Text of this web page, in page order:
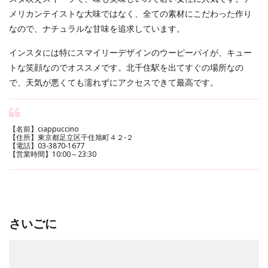
メリカンテイストな大味ではなく、全ての素材にこだわった作り
なので、ナチュラルな甘味を追求しています。
インスタには特にスマイリーデザインのウーピーパイが、キュー
トな笑顔なのでオススメです。北千住駅を出てすぐの場所なの
で、天気が悪くても濡れずにアクセスできて最高です。
【名前】ciappuccino
【住所】東京都足立区千住旭町４２-２
【電話】03-3870-1677
【営業時間】10:00～23:30
さいごに